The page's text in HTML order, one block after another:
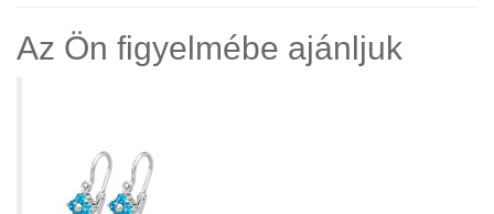
Az Ön figyelmébe ajánljuk